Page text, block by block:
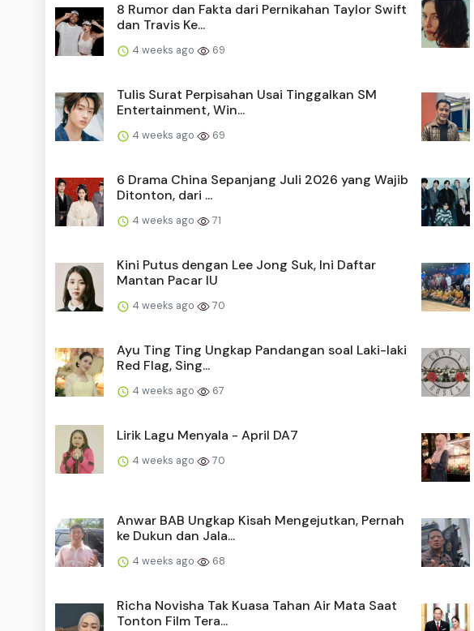
8 Rumor dan Fakta dari Pernikahan Taylor Swift
dan Travis Ke...
4 weeks ago 69
Tulis Surat Perpisahan Usai Tinggalkan SM
Entertainment, Win...
4 weeks ago 69
6 Drama China Sepanjang Juli 2026 yang Wajib
Ditonton, dari ...
4 weeks ago 71
Kini Putus dengan Lee Jong Suk, Ini Daftar
Mantan Pacar IU
4 weeks ago 70
Ayu Ting Ting Ungkap Pandangan soal Laki-laki
Red Flag, Sing...
4 weeks ago 67
Lirik Lagu Menyala - April DA7
4 weeks ago 70
Anwar BAB Ungkap Kisah Mengejutkan, Pernah
ke Dukun dan Jala...
4 weeks ago 68
Richa Novisha Tak Kuasa Tahan Air Mata Saat
Tonton Film Tera...